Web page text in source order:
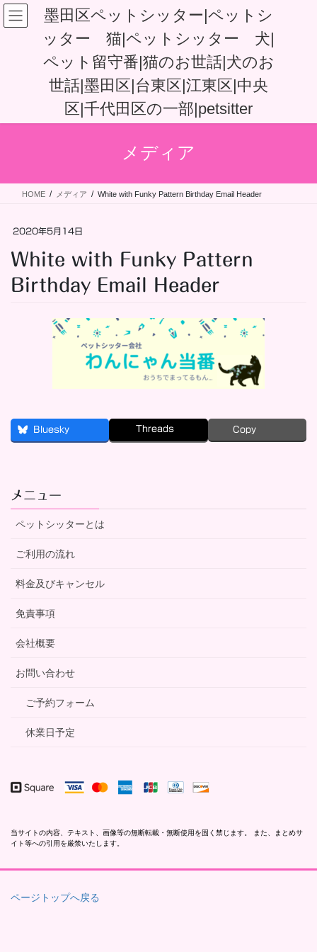
コ
ン
ッ
ナ
ビ
移
墨田区ペットシッター|ペットシ
ッター 猫|ペットシッター 犬|
ペット留守番|猫のお世話|犬のお
世話|墨田区|台東区|江東区|中央
区|千代田区の一部|petsitter
メディア
HOME メディア White with Funky Pattern Birthday Email Header
2020年5月14日
White with Funky Pattern
Birthday Email Header
Bluesky Threads Copy
メニュー
ペットシッターとは
ご利用の流れ
料金及びキャンセル
免責事項
会社概要
お問い合わせ
ご予約フォーム
休業日予定
当サイトの内容、テキスト、画像等の無断転載・無断使用を固く禁じます。 また、まとめサ
イト等への引用を厳禁いたします。
ページトップへ戻る